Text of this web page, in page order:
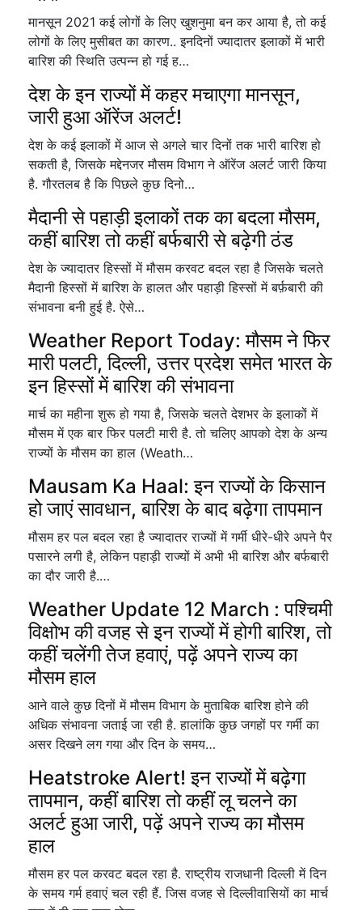
मानसून 2021 कई लोगों के लिए खुशनुमा बन कर आया है, तो कई
लोगों के लिए मुसीबत का कारण.. इनदिनों ज्यादातर इलाकों में भारी
बारिश की स्थिति उत्पन्न हो गई ह…
देश के इन राज्यों में कहर मचाएगा मानसून,
जारी हुआ ऑरेंज अलर्ट!
देश के कई इलाकों में आज से अगले चार दिनों तक भारी बारिश हो
सकती है, जिसके मद्देनजर मौसम विभाग ने ऑरेंज अलर्ट जारी किया
है. गौरतलब है कि पिछले कुछ दिनो…
मैदानी से पहाड़ी इलाकों तक का बदला मौसम,
कहीं बारिश तो कहीं बर्फबारी से बढ़ेगी ठंड
देश के ज्यादातर हिस्सों में मौसम करवट बदल रहा है जिसके चलते
मैदानी हिस्सों में बारिश के हालत और पहाड़ी हिस्सों में बर्फ़बारी की
संभावना बनी हुई है. ऐसे…
Weather Report Today: मौसम ने फिर
मारी पलटी, दिल्ली, उत्तर प्रदेश समेत भारत के
इन हिस्सों में बारिश की संभावना
मार्च का महीना शुरू हो गया है, जिसके चलते देशभर के इलाकों में
मौसम में एक बार फिर पलटी मारी है. तो चलिए आपको देश के अन्य
राज्यों के मौसम का हाल (Weath…
Mausam Ka Haal: इन राज्यों के किसान
हो जाएं सावधान, बारिश के बाद बढ़ेगा तापमान
मौसम हर पल बदल रहा है ज्यादातर राज्यों में गर्मी धीरे-धीरे अपने पैर
पसारने लगी है, लेकिन पहाड़ी राज्यों में अभी भी बारिश और बर्फबारी
का दौर जारी है.…
Weather Update 12 March : पश्चिमी
विक्षोभ की वजह से इन राज्यों में होगी बारिश, तो
कहीं चलेंगी तेज हवाएं, पढ़ें अपने राज्य का
मौसम हाल
आने वाले कुछ दिनों में मौसम विभाग के मुताबिक बारिश होने की
अधिक संभावना जताई जा रही है. हालांकि कुछ जगहों पर गर्मी का
असर दिखने लग गया और दिन के समय…
Heatstroke Alert! इन राज्यों में बढ़ेगा
तापमान, कहीं बारिश तो कहीं लू चलने का
अलर्ट हुआ जारी, पढ़ें अपने राज्य का मौसम
हाल
मौसम हर पल करवट बदल रहा है. राष्ट्रीय राजधानी दिल्ली में दिन
के समय गर्म हवाएं चल रही हैं. जिस वजह से दिल्लीवासियों का मार्च